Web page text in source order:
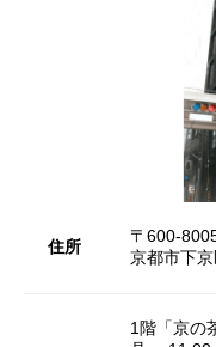
住所
〒600-
京都市下
1階「京の